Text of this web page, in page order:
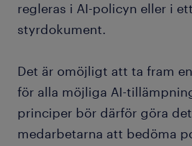
regleras i AI-policyn eller i
styrdokument.
Det är omöjligt att ta fram
för alla möjliga AI-
principer bör därför göra
medarbetarna att bedöma